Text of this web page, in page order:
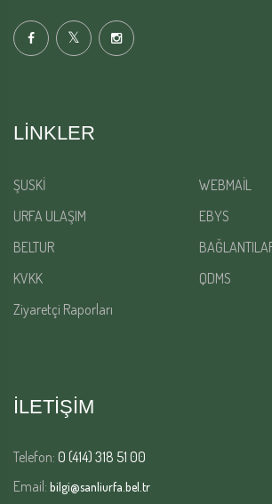
LINKLER
ŞUSKİ
WEBMAİL
URFA ULAŞIM
EBYS
BELTUR
KVKK
QDMS
Ziyaretçi Raporları
İLETİŞİM
Telefon: 0 (414) 318 51 00
Email: bilgi@sanliurfa.bel.tr